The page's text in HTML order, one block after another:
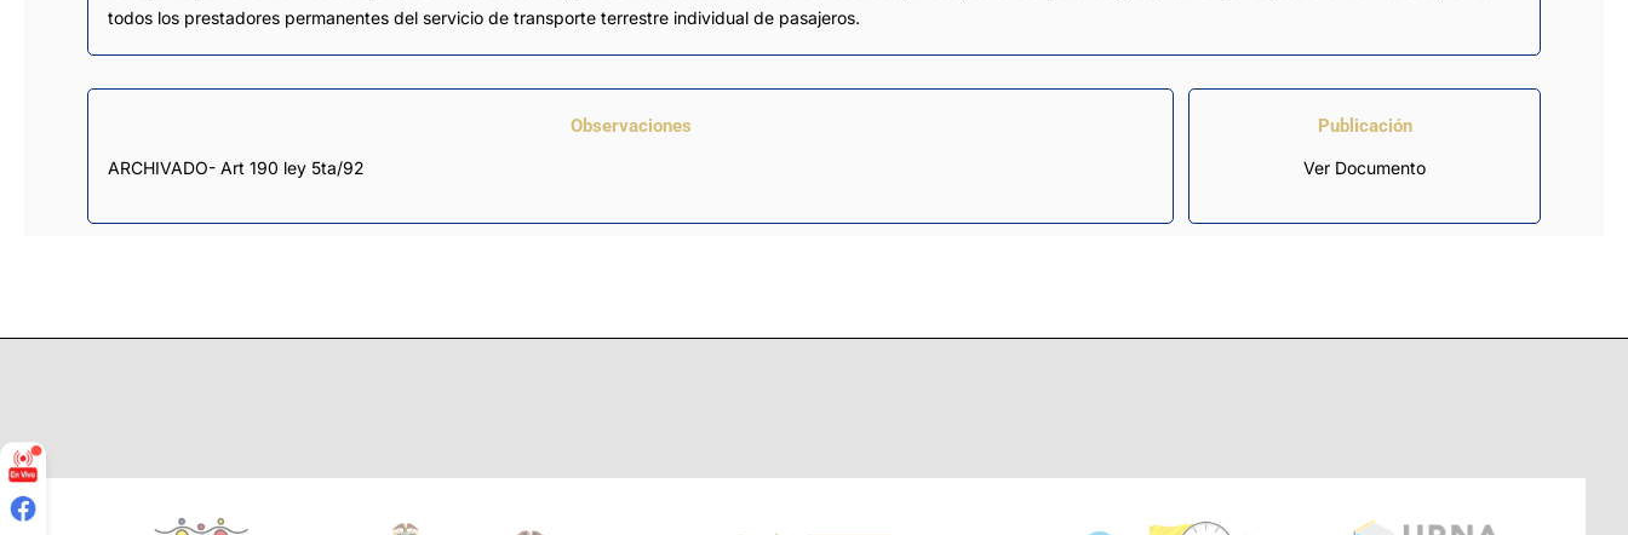
todos los prestadores permanentes del servicio de transporte terrestre individual de pasajeros.
Observaciones
ARCHIVADO- Art 190 ley 5ta/92
Publicación
Ver Documento